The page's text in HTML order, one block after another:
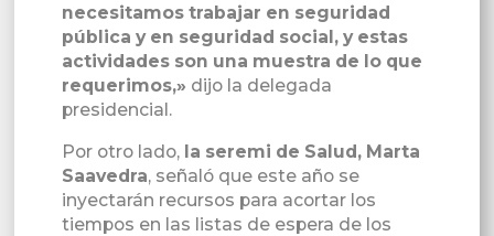
necesitamos trabajar en seguridad
pública y en seguridad social, y estas
actividades son una muestra de lo que
requerimos,» dijo la delegada
presidencial.
Por otro lado, la seremi de Salud, Marta
Saavedra, señaló que este año se
inyectarán recursos para acortar los
tiempos en las listas de espera de los